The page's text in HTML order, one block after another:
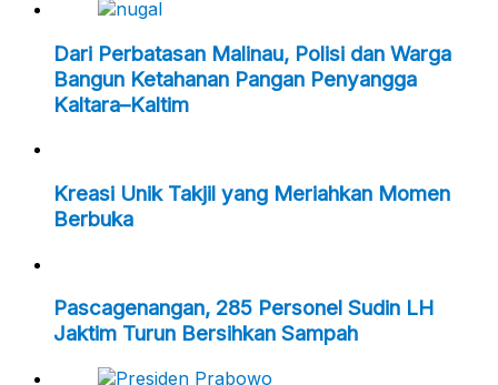
Dari Perbatasan Malinau, Polisi dan Warga
Bangun Ketahanan Pangan Penyangga
Kaltara–Kaltim
Kreasi Unik Takjil yang Meriahkan Momen
Berbuka
Pascagenangan, 285 Personel Sudin LH
Jaktim Turun Bersihkan Sampah